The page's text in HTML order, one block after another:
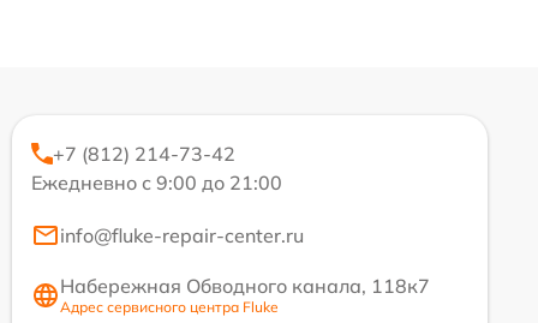
+7 (812) 214-73-42
Ежедневно с 9:00 до 21:00
info@fluke-repair-center.ru
Набережная Обводного канала, 118к7
Адрес сервисного центра Fluke